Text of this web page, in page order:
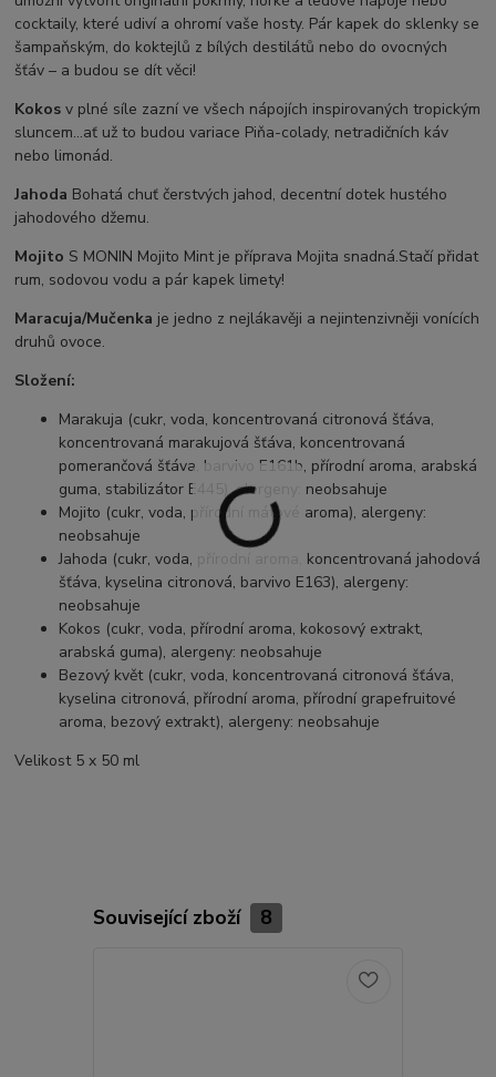
cocktaily, které udiví a ohromí vaše hosty. Pár kapek do sklenky se
šampaňským, do koktejlů z bílých destilátů nebo do ovocných
šťáv – a budou se dít věci!
Kokos v plné síle zazní ve všech nápojích inspirovaných tropickým
sluncem...ať už to budou variace Piňa-colady, netradičních káv
nebo limonád.
Jahoda Bohatá chuť čerstvých jahod, decentní dotek hustého
jahodového džemu.
Mojito S MONIN Mojito Mint je příprava Mojita snadná.Stačí přidat
rum, sodovou vodu a pár kapek limety!
Maracuja/Mučenka je jedno z nejlákavěji a nejintenzivněji vonících
druhů ovoce.
Složení:
Marakuja (cukr, voda, koncentrovaná citronová šťáva,
koncentrovaná marakujová šťáva, koncentrovaná
pomerančová šťáva, barvivo E161b, přírodní aroma, arabská
guma, stabilizátor E445), alergeny: neobsahuje
Mojito (cukr, voda, přírodní mátové aroma), alergeny:
neobsahuje
Jahoda (cukr, voda, přírodní aroma, koncentrovaná jahodová
šťáva, kyselina citronová, barvivo E163), alergeny:
neobsahuje
Kokos (cukr, voda, přírodní aroma, kokosový extrakt,
arabská guma), alergeny: neobsahuje
Bezový květ (cukr, voda, koncentrovaná citronová šťáva,
kyselina citronová, přírodní aroma, přírodní grapefruitové
aroma, bezový extrakt), alergeny: neobsahuje
Velikost 5 x 50 ml
Související zboží 8